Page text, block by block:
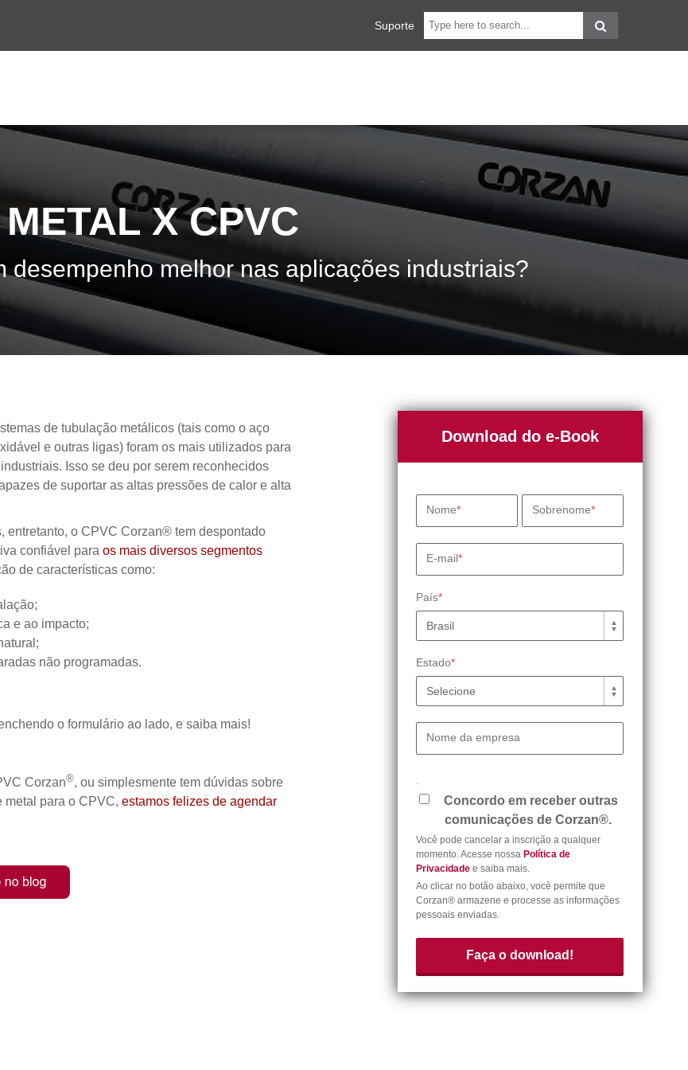
Suporte
METAL X CPVC
desempenho melhor nas aplicações industriais?
Download do e-Book
Nome* Sobrenome*
E-mail*
País*
Estado*
Nome da empresa
.
Concordo em receber outras
comunicações de Corzan®.
Você pode cancelar a inscrição a qualquer
momento. Acesse nossa Política de
Privacidade e saiba mais.
Ao clicar no botão abaixo, você permite que
Corzan® armazene e processe as informações
pessoais enviadas.
de tubulação metálicos (tais como o aço
e outras ligas) foram os mais utilizados para
Isso se deu por serem reconhecidos
de suportar as altas pressões de calor e alta
entretanto, o CPVC Corzan® tem despontado
confiável paraos mais diversos segmentos
de características como:
e ao impacto;
não programadas.
o formulário ao lado, e saiba mais!
Corzan®, ou simplesmente tem dúvidas sobre
metal para o CPVC,estamos felizes de agendar